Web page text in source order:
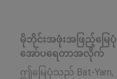
မိုဘိုင်းအဖုံးအဖြည့်မြေပုံ
အော်ပရေတာအလိုက်
ဤမြေပုံသည် Bat-Yam,